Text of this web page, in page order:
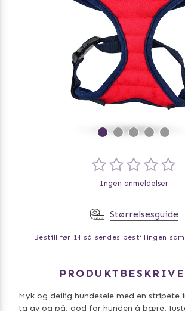
Ingen anmeldelser
Størrelsesguide
Bestill før 14 så sendes bestillingen
Myk og deilig hundesele med en stripete
ta av og på, god for hunden å bære.